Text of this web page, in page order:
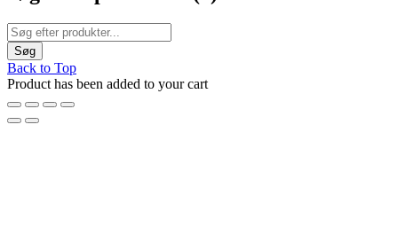
Back to Top
Product has been added to your cart